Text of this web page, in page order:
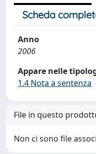
Scheda
Anno
2006
Appare nelle
1.4 Nota a sentenza
File in questo
Non ci sono file